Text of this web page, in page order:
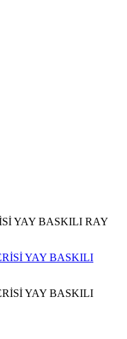
YAY BASKILI RAY